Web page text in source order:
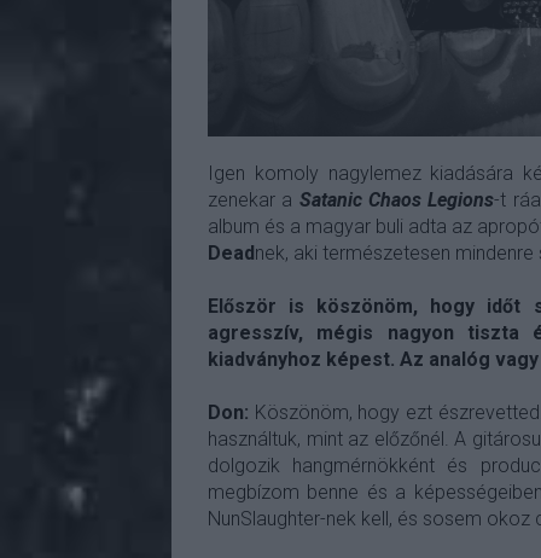
Igen komoly nagylemez kiadására
zenekar a Satanic Chaos Legions-t
album és a magyar buli adta az
Deadnek, aki természetesen mindenre
Először is köszönöm, hogy időt
agresszív, mégis nagyon
kiadványhoz képest. Az analóg
Don: Köszönöm, hogy ezt
használtuk, mint az előzőnél. A
dolgozik hangmérnökként és
megbízom benne és a
NunSlaughter-nek kell, és sosem okoz